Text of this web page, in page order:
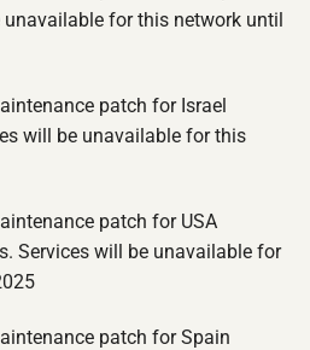
for this network until
patch for Israel
will be unavailable for this
patch for USA
Services will be unavailable for
patch for Spain